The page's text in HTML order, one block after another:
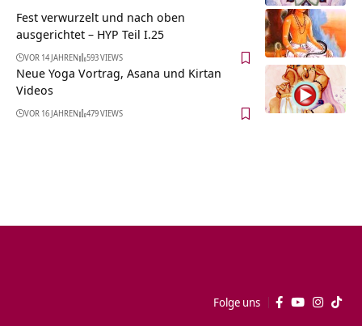
Fest verwurzelt und nach oben
ausgerichtet – HYP Teil I.25
VOR 14 JAHREN 593 VIEWS
Neue Yoga Vortrag, Asana und Kirtan
Videos
VOR 16 JAHREN 479 VIEWS
Folge uns